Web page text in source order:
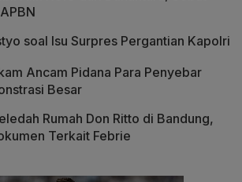
soal Isu Surpres Pergantian Kapolri
Ancam Pidana Para Penyebar
Besar
Rumah Don Ritto di Bandung,
Terkait Febrie